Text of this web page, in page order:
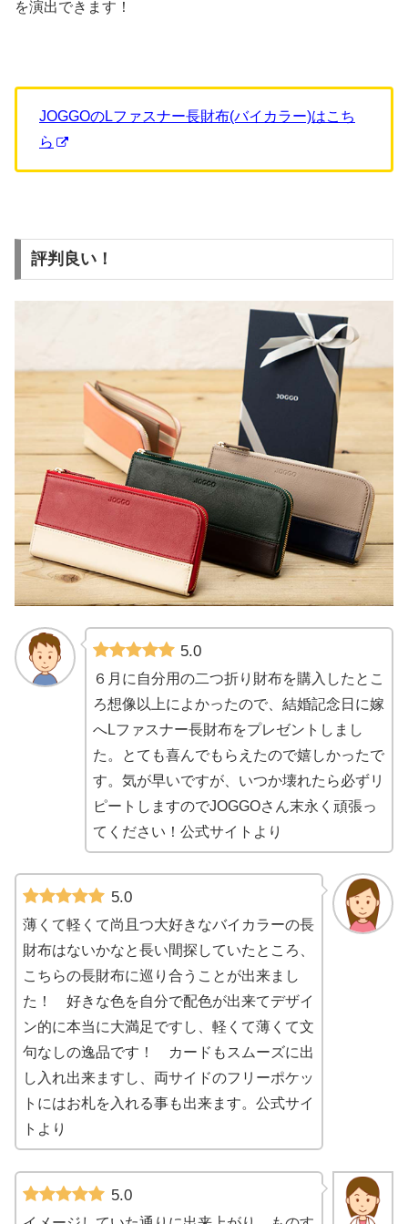
を演出できます！
JOGGOのLファスナー長財布(バイカラー)はこち
ら
評判良い！
5.0
６月に自分用の二つ折り財布を購入したとこ
ろ想像以上によかったので、結婚記念日に嫁
へLファスナー長財布をプレゼントしまし
た。とても喜んでもらえたので嬉しかったで
す。気が早いですが、いつか壊れたら必ずリ
ピートしますのでJOGGOさん末永く頑張っ
てください！公式サイトより
5.0
薄くて軽くて尚且つ大好きなバイカラーの長
財布はないかなと長い間探していたところ、
こちらの長財布に巡り合うことが出来まし
た！ 好きな色を自分で配色が出来てデザイ
ン的に本当に大満足ですし、軽くて薄くて文
句なしの逸品です！ カードもスムーズに出
し入れ出来ますし、両サイドのフリーポケッ
トにはお札を入れる事も出来ます。公式サイ
トより
5.0